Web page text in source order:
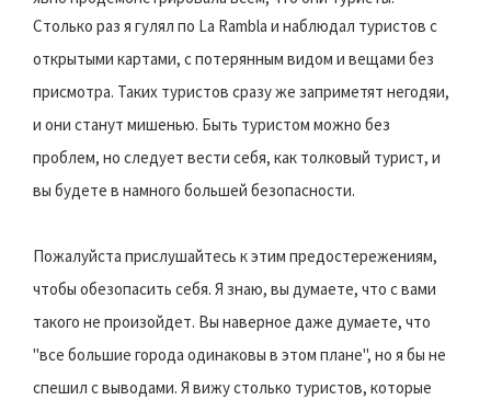
Столько раз я гулял по La Rambla и наблюдал туристов с
открытыми картами, с потерянным видом и вещами без
присмотра. Таких туристов сразу же заприметят негодяи,
и они станут мишенью. Быть туристом можно без
проблем, но следует вести себя, как толковый турист, и
вы будете в намного большей безопасности.
Пожалуйста прислушайтесь к этим предостережениям,
чтобы обезопасить себя. Я знаю, вы думаете, что с вами
такого не произойдет. Вы наверное даже думаете, что
"все большие города одинаковы в этом плане", но я бы не
спешил с выводами. Я вижу столько туристов, которые